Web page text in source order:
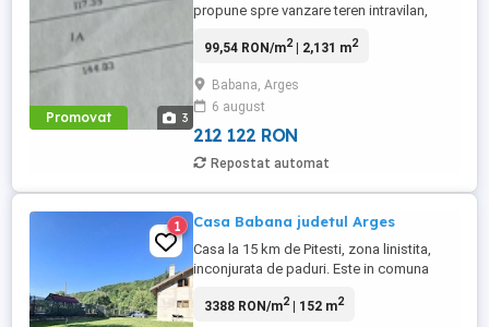
Promovat 3
propune spre vanzare teren intravilan,
Primariei, in suprafata de 2131 mp, avand
Utilitatile sunt la limita proprietatii - apa si
curent. Este ideal pentru constructia unei
case, fiind ...
99,54 RON/m2| 2,131 m2
Babana, Arges
6 august
212 122 RON
Repostat automat
1 Casa Babana judetul Arges
Casa la 15 km de Pitesti, zona linistita,
inconjurata de paduri. Este in comuna
BCA , 2023. Suprafata construita 175 mp.
3388 RON/m2| 152 m2